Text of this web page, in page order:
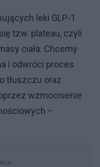
leki GLP-1
tzw. plateau, czyli
ciała. Chcemy
i odwróci proces
tłuszczu oraz
wzmocnienie
–